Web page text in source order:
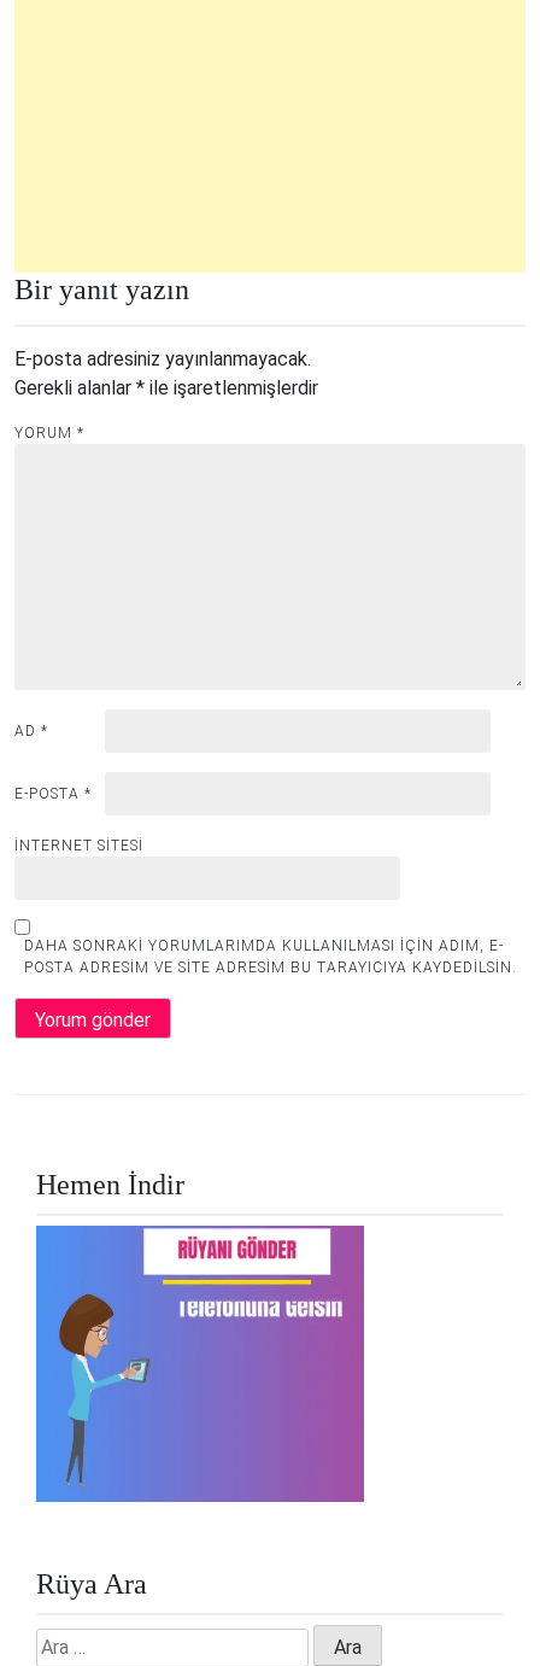
Bir yanıt yazın
E-posta adresiniz yayınlanmayacak.
Gerekli alanlar * ile işaretlenmişlerdir
YORUM *
AD *
E-POSTA *
İNTERNET SITESI
DAHA SONRAKI YORUMLARIMDA KULLANILMASI IÇIN ADIM, E-
POSTA ADRESIM VE SITE ADRESIM BU TARAYICIYA KAYDEDILSIN.
Hemen İndir
Rüya Ara
Arama: